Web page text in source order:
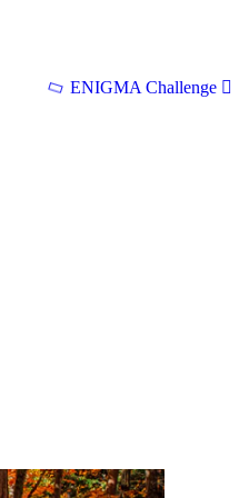
ENIGMA Challenge